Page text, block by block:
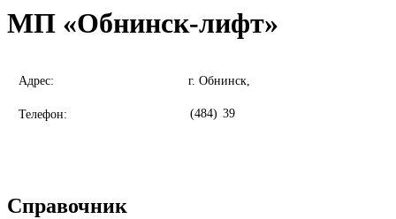
МП «Обнинск-лифт»
Адрес: г. Обнинск,
Телефон: (484) 39
Справочник